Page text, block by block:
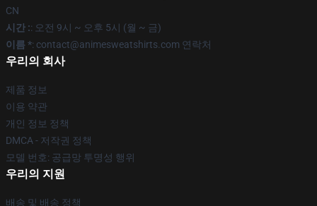
CN
시간 :: 오전 9시 ~ 오후 5시 (월 ~ 금)
이름 *: contact@animesweatshirts.com 연락처
우리의 회사
제품 정보
이용 약관
개인 정보 정책
DMCA - 저작권 정책
모델 번호: 공급망 투명성 행위
우리의 지원
배송 및 배송 정책